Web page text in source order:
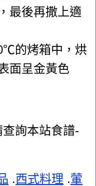
最後再撒上適
的烤箱中，烘
面呈金黃色
詢本站食譜-
.西式料理 .葷